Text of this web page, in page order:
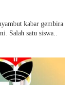
kabar gembira
Salah satu siswa..